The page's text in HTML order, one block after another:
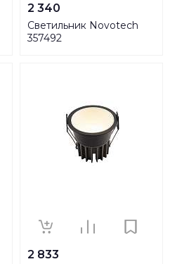
2 340
Светильник Novotech
357492
2 833